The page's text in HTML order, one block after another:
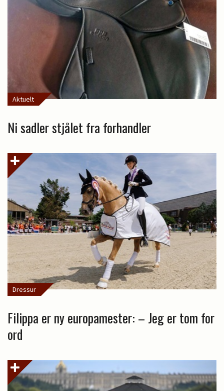
Aktuelt
Ni sadler stjålet fra forhandler
Dressur
Filippa er ny europamester: – Jeg er tom for
ord